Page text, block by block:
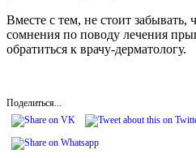
Вместе с тем, не стоит забывать,
сомнения по поводу лечения
обратиться к врачу-дерматологу.
Поделиться...